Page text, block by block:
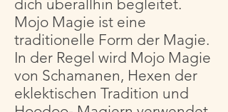
dich überallhin begleitet.
Mojo Magie ist eine
traditionelle Form der Magie.
In der Regel wird Mojo Magie
von Schamanen, Hexen der
eklektischen Tradition und